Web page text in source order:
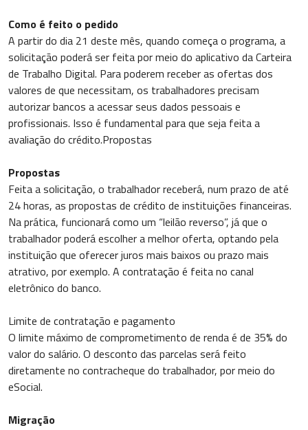
Como é feito o pedido
A partir do dia 21 deste mês, quando começa o programa, a
solicitação poderá ser feita por meio do aplicativo da Carteira
de Trabalho Digital. Para poderem receber as ofertas dos
valores de que necessitam, os trabalhadores precisam
autorizar bancos a acessar seus dados pessoais e
profissionais. Isso é fundamental para que seja feita a
avaliação do crédito.Propostas
Propostas
Feita a solicitação, o trabalhador receberá, num prazo de até
24 horas, as propostas de crédito de instituições financeiras.
Na prática, funcionará como um “leilão reverso”, já que o
trabalhador poderá escolher a melhor oferta, optando pela
instituição que oferecer juros mais baixos ou prazo mais
atrativo, por exemplo. A contratação é feita no canal
eletrônico do banco.
Limite de contratação e pagamento
O limite máximo de comprometimento de renda é de 35% do
valor do salário. O desconto das parcelas será feito
diretamente no contracheque do trabalhador, por meio do
eSocial.
Migração